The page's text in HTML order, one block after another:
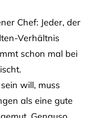
Chef: Jeder, der
Verhältnis
schon mal bei
will, muss
als eine gute